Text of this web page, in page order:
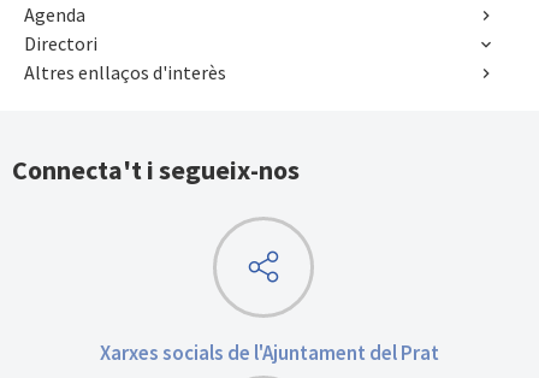
Agenda
Directori
Altres enllaços d'interès
Connecta't i segueix-nos
Xarxes socials de l'Ajuntament del Prat